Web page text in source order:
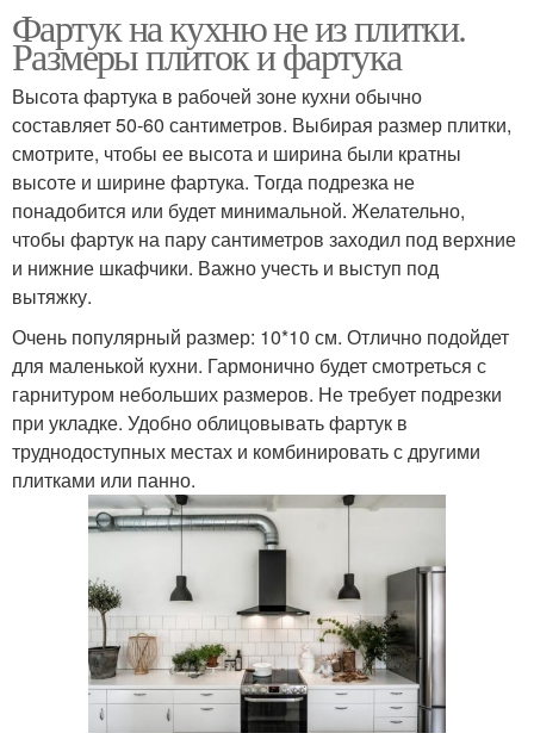
Фартук на кухню не из плитки.
Размеры плиток и фартука
Высота фартука в рабочей зоне кухни обычно
составляет 50-60 сантиметров. Выбирая размер плитки,
смотрите, чтобы ее высота и ширина были кратны
высоте и ширине фартука. Тогда подрезка не
понадобится или будет минимальной. Желательно,
чтобы фартук на пару сантиметров заходил под верхние
и нижние шкафчики. Важно учесть и выступ под
вытяжку.
Очень популярный размер: 10*10 см. Отлично подойдет
для маленькой кухни. Гармонично будет смотреться с
гарнитуром небольших размеров. Не требует подрезки
при укладке. Удобно облицовывать фартук в
труднодоступных местах и комбинировать с другими
плитками или панно.